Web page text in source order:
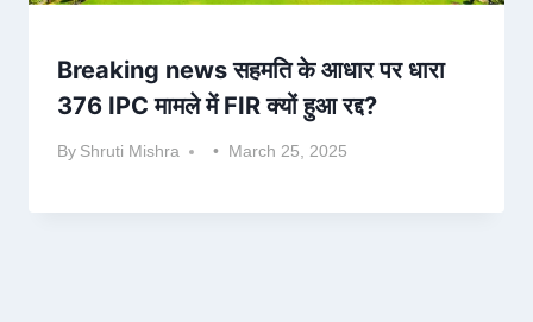
Breaking news सहमति के आधार पर धारा
376 IPC मामले में FIR क्यों हुआ रद्द?
By Shruti Mishra March 25, 2025